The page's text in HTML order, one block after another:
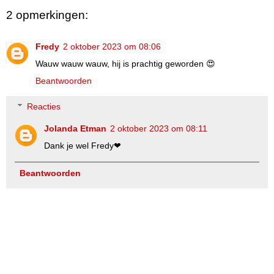
2 opmerkingen:
Fredy 2 oktober 2023 om 08:06
Wauw wauw wauw, hij is prachtig geworden 😍
Beantwoorden
Reacties
Jolanda Etman 2 oktober 2023 om 08:11
Dank je wel Fredy❤
Beantwoorden